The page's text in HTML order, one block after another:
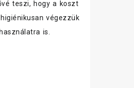
teszi, hogy a koszt
végezzük
is.